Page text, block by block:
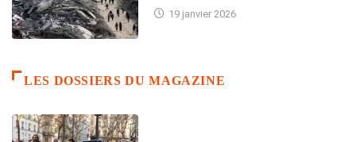
19 janvier 2026
LES DOSSIERS DU MAGAZINE